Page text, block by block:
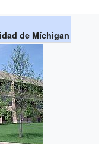
de Míchigan